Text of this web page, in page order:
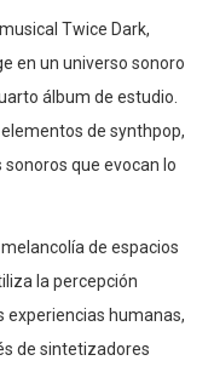
Twice Dark,
en un universo sonoro
álbum de estudio.
de synthpop,
que evocan lo
de espacios
la percepción
humanas,
de sintetizadores